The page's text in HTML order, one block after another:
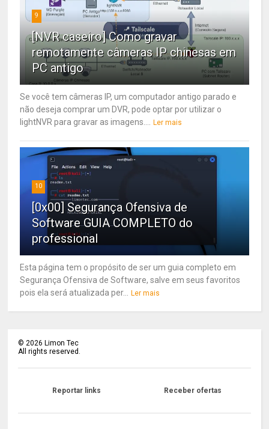
9
[NVR caseiro] Como gravar
remotamente câmeras IP chinesas em
PC antigo
Se você tem câmeras IP, um computador antigo parado e
não deseja comprar um DVR, pode optar por utilizar o
lightNVR para gravar as imagens....
Ler mais
10
[0x00] Segurança Ofensiva de
Software GUIA COMPLETO do
professional
Esta página tem o propósito de ser um guia completo em
Segurança Ofensiva de Software, salve em seus favoritos
pois ela será atualizada per...
Ler mais
©2026 Limon Tec
All rights reserved.
Reportar links Receber ofertas